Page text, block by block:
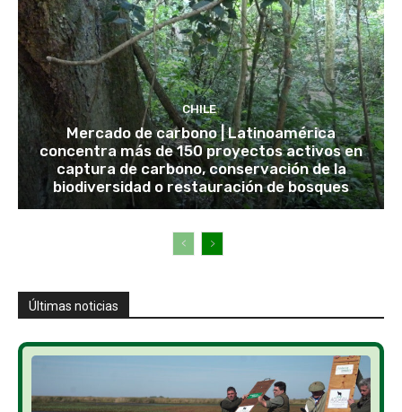
CHILE
Mercado de carbono | Latinoamérica
concentra más de 150 proyectos activos en
captura de carbono, conservación de la
biodiversidad o restauración de bosques
Últimas noticias